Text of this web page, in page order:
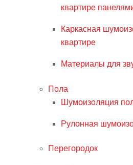
квартире
Каркасная
квартире
Материалы для
Пола
Шумоизоляция
Рулонная
Перегородок